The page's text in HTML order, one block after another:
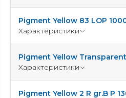
Pigment Yellow 83 LOP
Характеристики
Pigment Yellow Transparent
Характеристики
Pigment Yellow 2 R gr.B P